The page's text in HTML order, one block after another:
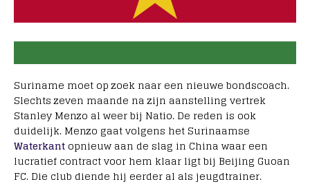
Suriname moet op zoek naar een nieuwe bondscoach.
Slechts zeven maande na zijn aanstelling vertrek
Stanley Menzo al weer bij Natio. De reden is ook
duidelijk. Menzo gaat volgens het Surinaamse
Waterkant opnieuw aan de slag in China waar een
lucratief contract voor hem klaar ligt bij Beijing Guoan
FC. Die club diende hij eerder al als jeugdtrainer.